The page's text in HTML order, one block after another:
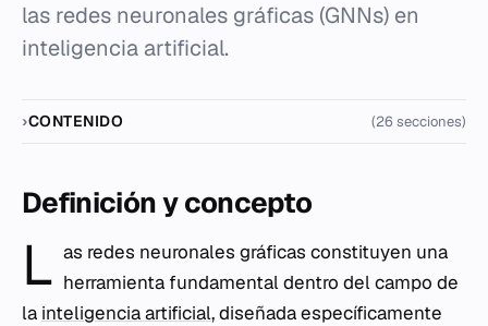
las redes neuronales gráficas (GNNs) en
inteligencia artificial.
CONTENIDO (26 secciones)
Definición y concepto
L as redes neuronales gráficas constituyen una
herramienta fundamental dentro del campo de
la inteligencia artificial, diseñada específicamente